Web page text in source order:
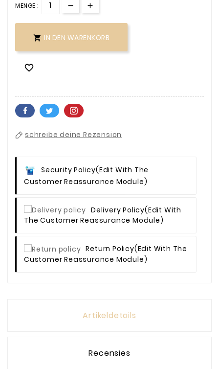
MENGE :
 IN DEN WARENKORB

schreibe deine Rezension
Security Policy(edit With The
Customer Reassurance Module)
Delivery Policy(edit With
The Customer Reassurance Module)
Return Policy(edit With The
Customer Reassurance Module)
Artikeldetails
Recensies